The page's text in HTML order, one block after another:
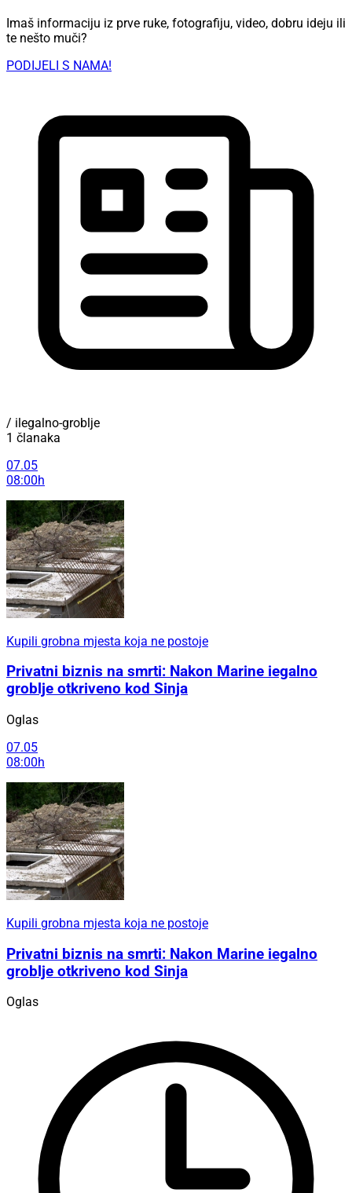
Imaš informaciju iz prve ruke, fotografiju, video, dobru ideju ili
te nešto muči?
PODIJELI S NAMA!
/ ilegalno-groblje
1 članaka
07.05
08:00h
Kupili grobna mjesta koja ne postoje
Privatni biznis na smrti: Nakon Marine iegalno
groblje otkriveno kod Sinja
Oglas
07.05
08:00h
Kupili grobna mjesta koja ne postoje
Privatni biznis na smrti: Nakon Marine iegalno
groblje otkriveno kod Sinja
Oglas